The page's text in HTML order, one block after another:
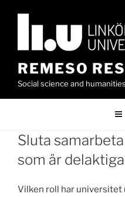
REMESO
Social science and
Sluta
som är
Vilken roll har universitet